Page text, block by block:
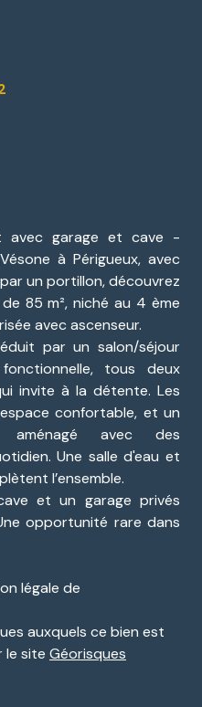
avec garage et cave -
à Périgueux, avec
un portillon, découvrez
85 m², niché au 4 ème
avec ascenseur.
par un salon/séjour
tous deux
invite à la détente. Les
confortable, et un
aménagé avec des
Une salle d'eau et
l’ensemble.
et un garage privés
opportunité rare dans
légale de
auxquels ce bien est
le site Géorisques